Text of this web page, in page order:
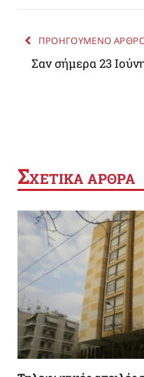
ΠΡΟΗΓΟΥΜΕΝΟ
Σαν σήμερα 23
ΣΧΕΤΙΚΑ ΑΡΘΡΑ